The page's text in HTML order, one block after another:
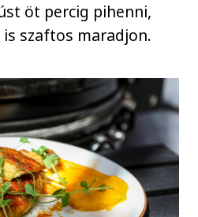
öt percig pihenni,
szaftos maradjon.